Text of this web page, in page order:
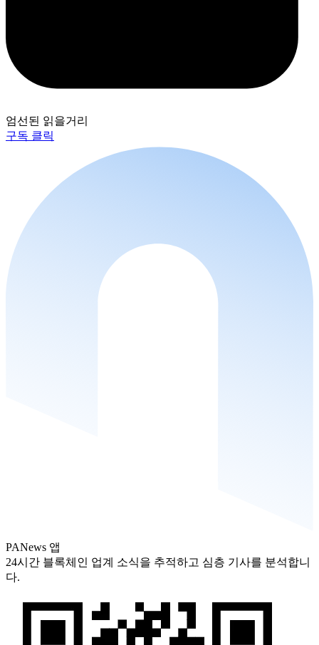
엄선된 읽을거리
구독 클릭
PANews 앱
24시간 블록체인 업계 소식을 추적하고 심층 기사를 분석합니
다.